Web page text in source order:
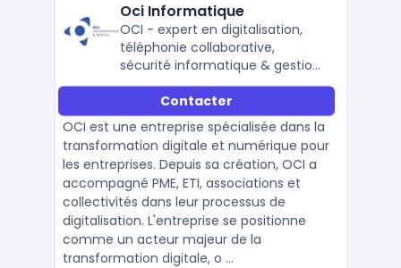
Oci Informatique
OCI - expert en digitalisation,
téléphonie collaborative,
sécurité informatique & gestion
de parc PC.
Contacter
OCI est une entreprise spécialisée dans la
transformation digitale et numérique pour
les entreprises. Depuis sa création, OCI a
accompagné PME, ETI, associations et
collectivités dans leur processus de
digitalisation. L'entreprise se positionne
comme un acteur majeur de la
transformation digitale, o ...